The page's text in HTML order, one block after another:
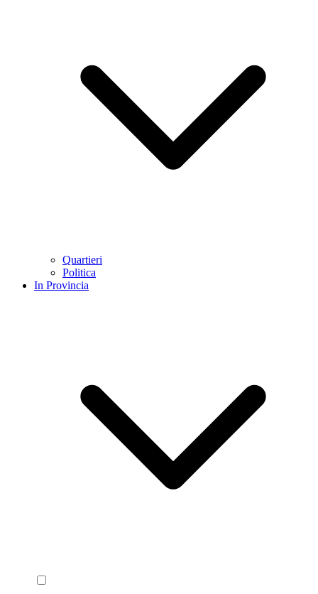
Quartieri
Politica
In Provincia